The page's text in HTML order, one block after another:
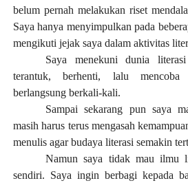
belum pernah melakukan riset
Saya hanya menyimpulkan pada
mengikuti jejak saya dalam aktivitas
Saya menekuni dunia
terantuk, berhenti, lalu
berlangsung berkali-kali.
Sampai sekarang pun saya
masih harus terus mengasah
menulis agar budaya literasi semakin
Namun saya tidak mau ilmu
sendiri. Saya ingin berbagi kepada